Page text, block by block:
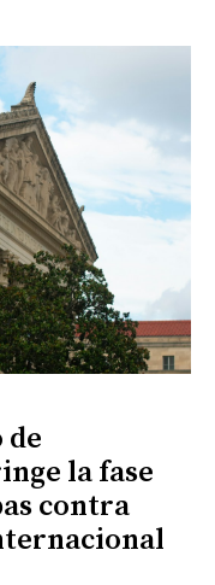
la fase
contra